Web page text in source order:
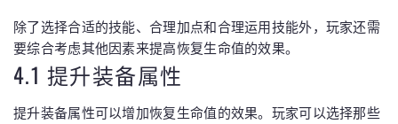
除了选择合适的技能、合理加点和合理运用技能外，玩家还需
要综合考虑其他因素来提高恢复生命值的效果。
4.1 提升装备属性
提升装备属性可以增加恢复生命值的效果。玩家可以选择那些